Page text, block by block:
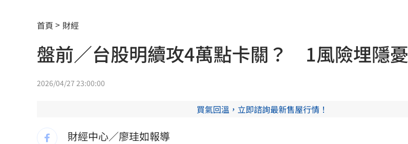
禾伸堂、南電出關日 處置股新規風險曝
平野惠一率兄弟奪171勝 中職最多勝外教 19:56
女股神加碼狂掃台積電！外媒揭全因這巨頭
想吃清淡！他搭機點「這特殊餐」傻眼了
首頁 財經
盤前／台股明續攻4萬點卡關？ 1風險埋隱憂
2026/04/27 23:00:00
買氣回溫，立即諮詢最新售屋行情！
財經中心／廖珪如報導